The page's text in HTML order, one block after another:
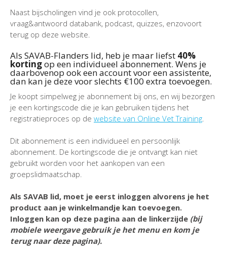
Naast bijscholingen vind je ook protocollen,
vraag&antwoord databank, podcast, quizzes, enzovoort
terug op deze website.
Als SAVAB-Flanders lid, heb je maar liefst 40%
kortingop een individueel abonnement. Wens je
daarbovenop ook een account voor een assistente,
dan kan je deze voor slechts €100 extra toevoegen.
Je koopt simpelweg je abonnement bij ons, en wij bezorgen
je een kortingscode die je kan gebruiken tijdens het
registratieproces op de website van Online Vet Training.
Dit abonnement is een individueel en persoonlijk
abonnement. De kortingscode die je ontvangt kan niet
gebruikt worden voor het aankopen van een
groepslidmaatschap.
Als SAVAB lid, moet je eerst inloggen alvorens je het
product aan je winkelmandje kan toevoegen.
Inloggen kan op deze pagina aan de linkerzijde (bij
mobiele weergave gebruik je het menu en kom je
terug naar deze pagina).